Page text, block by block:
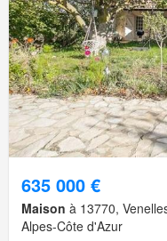
635 000 €
Maison à 13770,
Alpes-Côte d'Azur